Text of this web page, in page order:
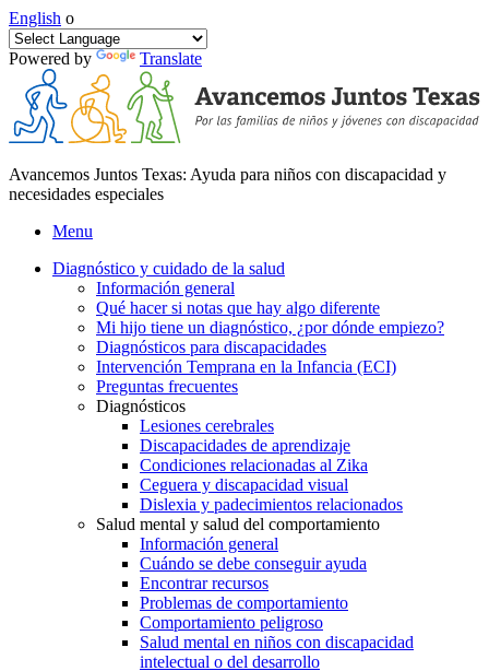
English o
Powered by Translate
Avancemos Juntos Texas: Ayuda para niños con discapacidad y
necesidades especiales
Menu
Diagnóstico y cuidado de la salud
Información general
Qué hacer si notas que hay algo diferente
Mi hijo tiene un diagnóstico, ¿por dónde empiezo?
Diagnósticos para discapacidades
Intervención Temprana en la Infancia (ECI)
Preguntas frecuentes
Diagnósticos
Lesiones cerebrales
Discapacidades de aprendizaje
Condiciones relacionadas al Zika
Ceguera y discapacidad visual
Dislexia y padecimientos relacionados
Salud mental y salud del comportamiento
Información general
Cuándo se debe conseguir ayuda
Encontrar recursos
Problemas de comportamiento
Comportamiento peligroso
Salud mental en niños con discapacidad
intelectual o del desarrollo